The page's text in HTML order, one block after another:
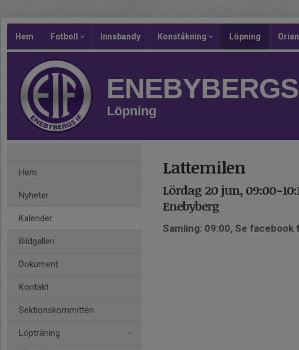
Hem Fotboll Innebandy Konståkning Löpning
Löpning
Hem
Nyheter
Kalender
Bildgalleri
Dokument
Kontakt
Sektionskommittén
Löpträning
Lattemilen
Lördag 20 jun, 09:00-
Enebyberg
Samling: 09:00, Se